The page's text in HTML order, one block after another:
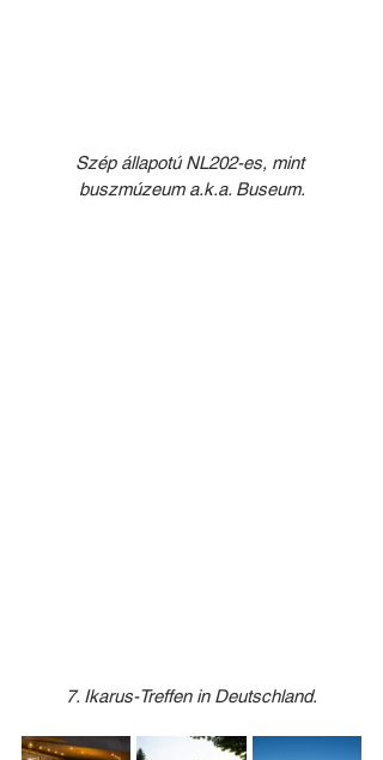
Szép állapotú NL202-es, mint
buszmúzeum a.k.a. Buseum.
7. Ikarus-Treffen in Deutschland.